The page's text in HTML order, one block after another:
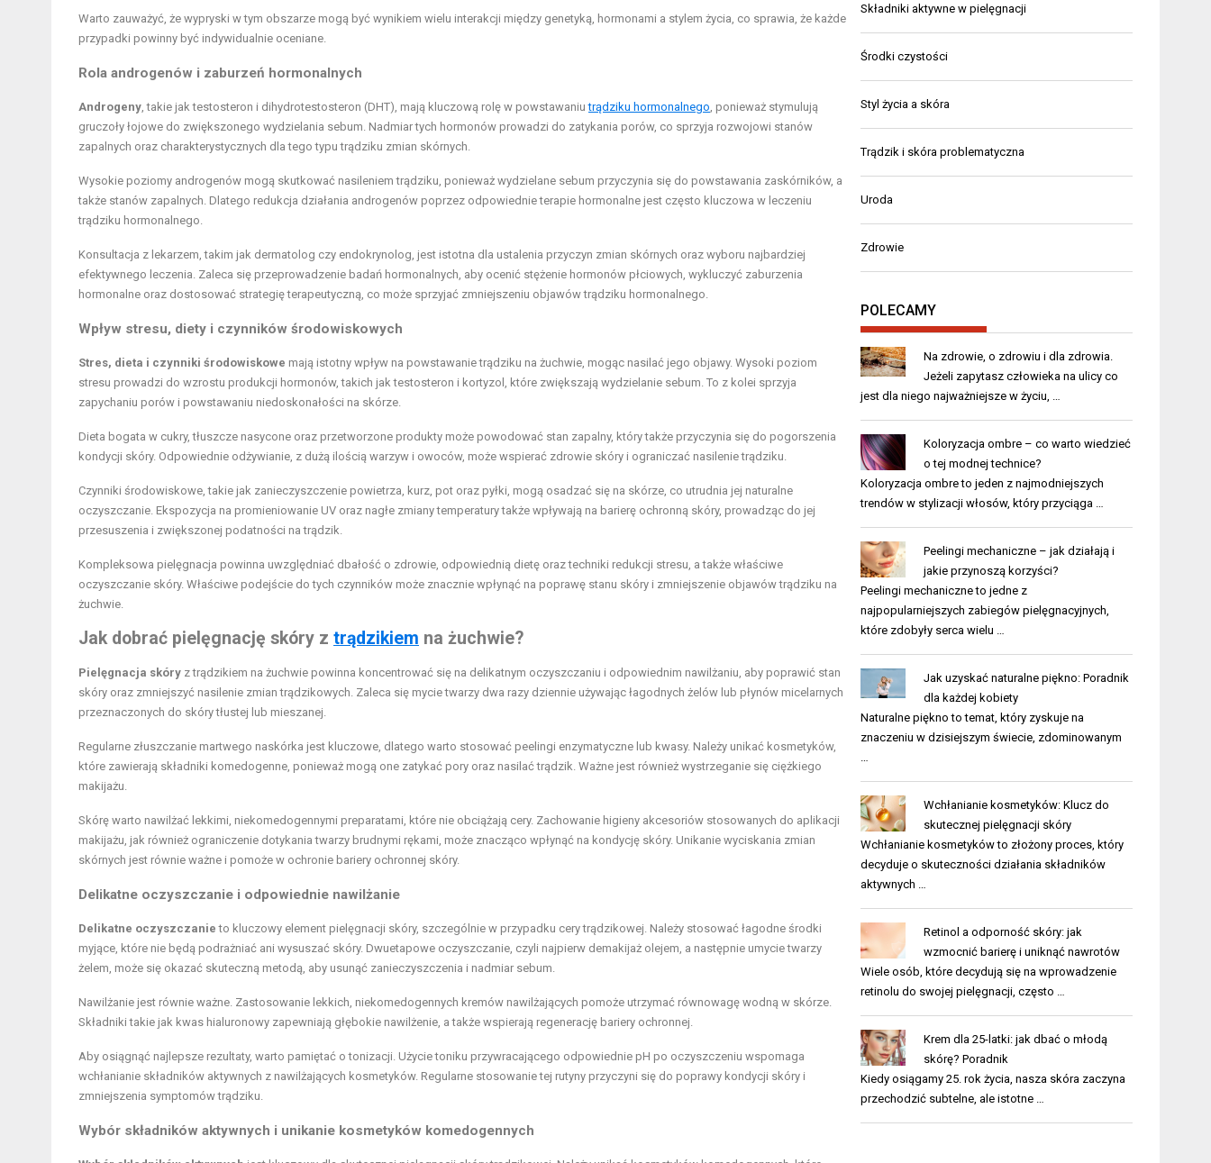
Warto zauważyć, że wypryski w tym obszarze mogą być wynikiem wielu interakcji między genetyką, hormonami a stylem życia, co sprawia, że każde
przypadki powinny być indywidualnie oceniane.
Rola androgenów i zaburzeń hormonalnych
Androgeny , takie jak testosteron i dihydrotestosteron (DHT), mają kluczową rolę w powstawaniutrądziku hormonalnego , ponieważ stymulują
gruczoły łojowe do zwiększonego wydzielania sebum. Nadmiar tych hormonów prowadzi do zatykania porów, co sprzyja rozwojowi stanów
zapalnych oraz charakterystycznych dla tego typu trądziku zmian skórnych.
Wysokie poziomy androgenów mogą skutkować nasileniem trądziku, ponieważ wydzielane sebum przyczynia się do powstawania zaskórników, a
także stanów zapalnych. Dlatego redukcja działania androgenów poprzez odpowiednie terapie hormonalne jest często kluczowa w leczeniu
trądziku hormonalnego.
Konsultacja z lekarzem, takim jak dermatolog czy endokrynolog, jest istotna dla ustalenia przyczyn zmian skórnych oraz wyboru najbardziej
efektywnego leczenia. Zaleca się przeprowadzenie badań hormonalnych, aby ocenić stężenie hormonów płciowych, wykluczyć zaburzenia
hormonalne oraz dostosować strategię terapeutyczną, co może sprzyjać zmniejszeniu objawów trądziku hormonalnego.
Wpływ stresu, diety i czynników środowiskowych
Stres, dieta i czynniki środowiskowe mają istotny wpływ na powstawanie trądziku na żuchwie, mogąc nasilać jego objawy. Wysoki poziom
stresu prowadzi do wzrostu produkcji hormonów, takich jak testosteron i kortyzol, które zwiększają wydzielanie sebum. To z kolei sprzyja
zapychaniu porów i powstawaniu niedoskonałości na skórze.
Dieta bogata w cukry, tłuszcze nasycone oraz przetworzone produkty może powodować stan zapalny, który także przyczynia się do pogorszenia
kondycji skóry. Odpowiednie odżywianie, z dużą ilością warzyw i owoców, może wspierać zdrowie skóry i ograniczać nasilenie trądziku.
Czynniki środowiskowe, takie jak zanieczyszczenie powietrza, kurz, pot oraz pyłki, mogą osadzać się na skórze, co utrudnia jej naturalne
oczyszczanie. Ekspozycja na promieniowanie UV oraz nagłe zmiany temperatury także wpływają na barierę ochronną skóry, prowadząc do jej
przesuszenia i zwiększonej podatności na trądzik.
Kompleksowa pielęgnacja powinna uwzględniać dbałość o zdrowie, odpowiednią dietę oraz techniki redukcji stresu, a także właściwe
oczyszczanie skóry. Właściwe podejście do tych czynników może znacznie wpłynąć na poprawę stanu skóry i zmniejszenie objawów trądziku na
żuchwie.
Jak dobrać pielęgnację skóry z trądzikiem na żuchwie?
Pielęgnacja skóry z trądzikiem na żuchwie powinna koncentrować się na delikatnym oczyszczaniu i odpowiednim nawilżaniu, aby poprawić stan
skóry oraz zmniejszyć nasilenie zmian trądzikowych. Zaleca się mycie twarzy dwa razy dziennie używając łagodnych żelów lub płynów micelarnych
przeznaczonych do skóry tłustej lub mieszanej.
Regularne złuszczanie martwego naskórka jest kluczowe, dlatego warto stosować peelingi enzymatyczne lub kwasy. Należy unikać kosmetyków,
które zawierają składniki komedogenne, ponieważ mogą one zatykać pory oraz nasilać trądzik. Ważne jest również wystrzeganie się ciężkiego
makijażu.
Skórę warto nawilżać lekkimi, niekomedogennymi preparatami, które nie obciążają cery. Zachowanie higieny akcesoriów stosowanych do aplikacji
makijażu, jak również ograniczenie dotykania twarzy brudnymi rękami, może znacząco wpłynąć na kondycję skóry. Unikanie wyciskania zmian
skórnych jest równie ważne i pomoże w ochronie bariery ochronnej skóry.
Delikatne oczyszczanie i odpowiednie nawilżanie
Delikatne oczyszczanie to kluczowy element pielęgnacji skóry, szczególnie w przypadku cery trądzikowej. Należy stosować łagodne środki
myjące, które nie będą podrażniać ani wysuszać skóry. Dwuetapowe oczyszczanie, czyli najpierw demakijaż olejem, a następnie umycie twarzy
żelem, może się okazać skuteczną metodą, aby usunąć zanieczyszczenia i nadmiar sebum.
Nawilżanie jest równie ważne. Zastosowanie lekkich, niekomedogennych kremów nawilżających pomoże utrzymać równowagę wodną w skórze.
Składniki takie jak kwas hialuronowy zapewniają głębokie nawilżenie, a także wspierają regenerację bariery ochronnej.
Aby osiągnąć najlepsze rezultaty, warto pamiętać o tonizacji. Użycie toniku przywracającego odpowiednie pH po oczyszczeniu wspomaga
wchłanianie składników aktywnych z nawilżających kosmetyków. Regularne stosowanie tej rutyny przyczyni się do poprawy kondycji skóry i
zmniejszenia symptomów trądziku.
Wybór składników aktywnych i unikanie kosmetyków komedogennych
Składniki aktywne w pielęgnacji
Środki czystości
Styl życia a skóra
Trądzik i skóra problematyczna
Uroda
Zdrowie
POLECAMY
Na zdrowie, o zdrowiu i dla zdrowia.
Jeżeli zapytasz człowieka na ulicy co
jest dla niego najważniejsze w życiu, …
Koloryzacja ombre – co warto wiedzieć
o tej modnej technice?
Koloryzacja ombre to jeden z najmodniejszych
trendów w stylizacji włosów, który przyciąga …
Peelingi mechaniczne – jak działają i
jakie przynoszą korzyści?
Peelingi mechaniczne to jedne z
najpopularniejszych zabiegów pielęgnacyjnych,
które zdobyły serca wielu …
Jak uzyskać naturalne piękno: Poradnik
dla każdej kobiety
Naturalne piękno to temat, który zyskuje na
znaczeniu w dzisiejszym świecie, zdominowanym
…
Wchłanianie kosmetyków: Klucz do
skutecznej pielęgnacji skóry
Wchłanianie kosmetyków to złożony proces, który
decyduje o skuteczności działania składników
aktywnych …
Retinol a odporność skóry: jak
wzmocnić barierę i uniknąć nawrotów
Wiele osób, które decydują się na wprowadzenie
retinolu do swojej pielęgnacji, często …
Krem dla 25-latki: jak dbać o młodą
skórę? Poradnik
Kiedy osiągamy 25. rok życia, nasza skóra zaczyna
przechodzić subtelne, ale istotne …